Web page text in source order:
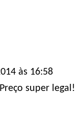
às 16:58
super legal!